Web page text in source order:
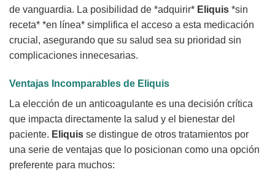
de vanguardia. La posibilidad de *adquirir* Eliquis *sin
receta* *en línea* simplifica el acceso a esta medicación
crucial, asegurando que su salud sea su prioridad sin
complicaciones innecesarias.
Ventajas Incomparables de Eliquis
La elección de un anticoagulante es una decisión crítica
que impacta directamente la salud y el bienestar del
paciente. Eliquis se distingue de otros tratamientos por
una serie de ventajas que lo posicionan como una opción
preferente para muchos: